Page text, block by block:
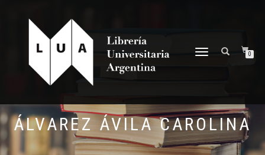
NAVEGACIÓN
0
ÁLVAREZ ÁVILA CAROLINA